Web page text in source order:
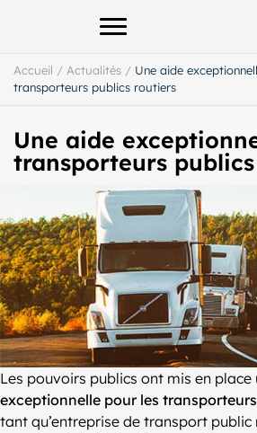
Afficher le menu
Accueil / Actualités / Une aide
transporteurs publics routiers
Une aide
transporteurs
Les pouvoirs publics ont mis en place
exceptionnelle pour les
tant qu’entreprise de transport public